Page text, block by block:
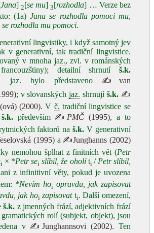
Jana]2[se mu]3[rozhodla] … Verze bez
(1a)Jana se rozhodla pomoci mu,
se rozhodla mu pomoci.
lingvistiky, i když samotný jev
v generativní, tak tradiční lingvistice.
v mnoha jaz., zvl. v románských
detailní shrnutí š.k.
jaz. bylo představeno ✍van
; v slovanskýchjaz. shrnují š.k. ✍
(2000). V č. tradiční lingvistice se
š.k.především ✍ PMČ (1995), a to
faktorů naš.k. V generativní
(1995) a ✍Junghanns (2002)
nemohou šplhat z finitních vět (Petr
i × *Petr sei slíbil, že oholíti / Petr slíbil,
z infinitivní věty, pokud je uvozena
*Nevím hoi opravdu, jak zapisovat
jak hoi zapisovatti. Další omezení,
š.k. z jmenných frází, adjektivních frází
rolí (subjekt, objekt), jsou
v ✍Junghannsovi (2002). Ten